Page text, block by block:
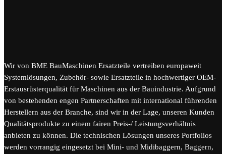
Wir von BME BauMaschinen Ersatzteile vertreiben europaweit
Systemlösungen, Zubehör- sowie Ersatzteile in hochwertiger OEM-
Erstausrüsterqualität für Maschinen aus der Bauindustrie. Aufgrund
von bestehenden engen Partnerschaften mit international führenden
Herstellern aus der Branche, sind wir in der Lage, unseren Kunden
Qualitätsprodukte zu einem fairen Preis-/ Leistungsverhältnis
anbieten zu können. Die technischen Lösungen unseres Portfolios
werden vorrangig eingesetzt bei Mini- und Midibaggern, Baggern,